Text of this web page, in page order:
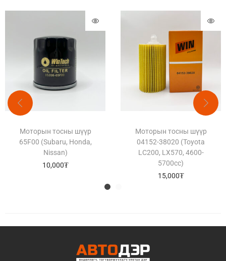
Моторын тосны шүүр
65F00 (Subaru, Honda,
Nissan)
10,000₮
Моторын тосны шүүр
04152-38020 (Toyota
LC200, LX570, 4600-
5700cc)
15,000₮